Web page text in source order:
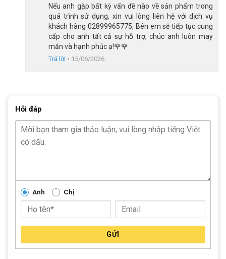
quả, giúp người dùng an tâm khi sử dụng.
Ngoài ra, chi phí bảo dưỡng của phanh đĩa cơ thường thấp hơn
so với loại phanh dầu. Thiết kế này hoàn toàn phù hợp với nhu
cầu sử dụng và chi trả của các bạn học sinh hay thanh thiếu
Nếu anh gặp bất kỳ vấn đề nào về sản phẩm trong
quá trình sử dụng, xin vui lòng liên hệ với dịch vụ
khách hàng 02899965775, Bên em sẽ tiếp tục cung
cấp cho anh tất cả sự hỗ trợ, chúc anh luôn may
mắn và hạnh phúc ạ!🌹🌹
Trả lời • 15/06/2026
Hỏi đáp
Anh Chị
GỬI